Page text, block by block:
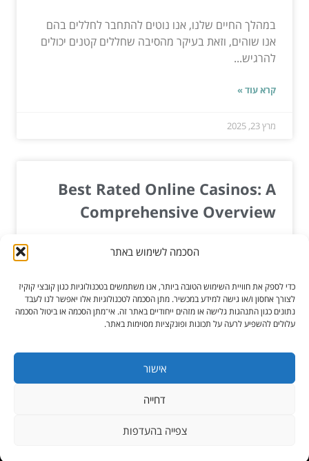
הסכמה לשימוש באתר
כדי לספק את חוויית השימוש הטובה ביותר, אנו משתמשים בטכנולוגיות כגון קובצי קוקיז
לצורך אחסון ו/או גישה למידע במכשיר. מתן הסכמה לטכנולוגיות אלו יאפשר לנו לעבד
נתונים כגון התנהגות גלישה או מזהים ייחודיים באתר זה. אי־מתן הסכמה או ביטול הסכמה
עלולים להשפיע לרעה על תכונות ופונקציות מסוימות באתר.
אישור
דחייה
צפייה בהעדפות
במהלך החיים שלנו, אנו נוטים להתחבר לחללים בהם
אנו שוהים, וזאת בעיקר מהסיבה שחללים קטנים יכולים
להרגיש...
קרא עוד »
מרץ 23, 2025
Best Rated Online Casinos: A
Comprehensive Overview
On the internet online casinos have actually
players with ease, a variety of games, and the
possibility to win large from the convenience...
קרא עוד »
כל הזכויות שמורות ל-הגורו מקלקן